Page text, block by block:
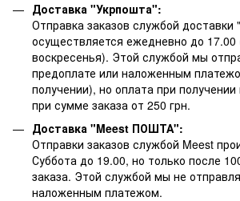
Доставка "Укрпошта":
Отправка заказов службой доставки
осуществляется ежедневно до 17.00
воскресенья). Этой службой мы
предоплате или наложенным
получении), но оплата при
при сумме заказа от 250 грн.
Доставка "Meest ПОШТА":
Отправки заказов службой Meest
Суббота до 19.00, но только после
заказа. Этой службой мы не
наложенным платежом.